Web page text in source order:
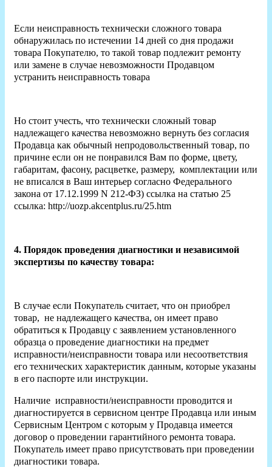
Если неисправность технически сложного товара
обнаружилась по истечении 14 дней со дня продажи
товара Покупателю, то такой товар подлежит ремонту
или замене в случае невозможности Продавцом
устранить неисправность товара
Но стоит учесть, что технически сложный товар
надлежащего качества невозможно вернуть без согласия
Продавца как обычный непродовольственный товар, по
причине если он не понравился Вам по форме, цвету,
габаритам, фасону, расцветке, размеру, комплектации или
не вписался в Ваш интерьер согласно Федерального
закона от 17.12.1999 N 212-ФЗ) ссылка на статью 25
ссылка: http://uozp.akcentplus.ru/25.htm
4. Порядок проведения диагностики и независимой
экспертизы по качеству товара:
В случае если Покупатель считает, что он приобрел
товар, не надлежащего качества, он имеет право
обратиться к Продавцу с заявлением установленного
образца о проведение диагностики на предмет
исправности/неисправности товара или несоответствия
его технических характеристик данным, которые указаны
в его паспорте или инструкции.
Наличие исправности/неисправности проводится и
диагностируется в сервисном центре Продавца или иным
Сервисным Центром с которым у Продавца имеется
договор о проведении гарантийного ремонта товара.
Покупатель имеет право присутствовать при проведении
диагностики товара.